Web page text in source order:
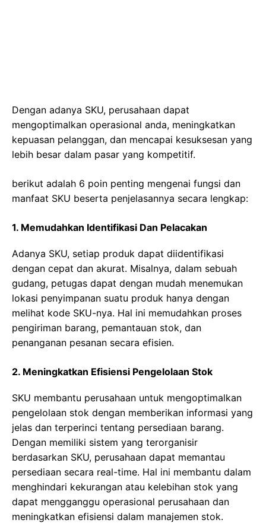
Dengan adanya SKU, perusahaan dapat
mengoptimalkan operasional anda, meningkatkan
kepuasan pelanggan, dan mencapai kesuksesan yang
lebih besar dalam pasar yang kompetitif.
berikut adalah 6 poin penting mengenai fungsi dan
manfaat SKU beserta penjelasannya secara lengkap:
1. Memudahkan Identifikasi Dan Pelacakan
Adanya SKU, setiap produk dapat diidentifikasi
dengan cepat dan akurat. Misalnya, dalam sebuah
gudang, petugas dapat dengan mudah menemukan
lokasi penyimpanan suatu produk hanya dengan
melihat kode SKU-nya. Hal ini memudahkan proses
pengiriman barang, pemantauan stok, dan
penanganan pesanan secara efisien.
2. Meningkatkan Efisiensi Pengelolaan Stok
SKU membantu perusahaan untuk mengoptimalkan
pengelolaan stok dengan memberikan informasi yang
jelas dan terperinci tentang persediaan barang.
Dengan memiliki sistem yang terorganisir
berdasarkan SKU, perusahaan dapat memantau
persediaan secara real-time. Hal ini membantu dalam
menghindari kekurangan atau kelebihan stok yang
dapat mengganggu operasional perusahaan dan
meningkatkan efisiensi dalam manajemen stok.